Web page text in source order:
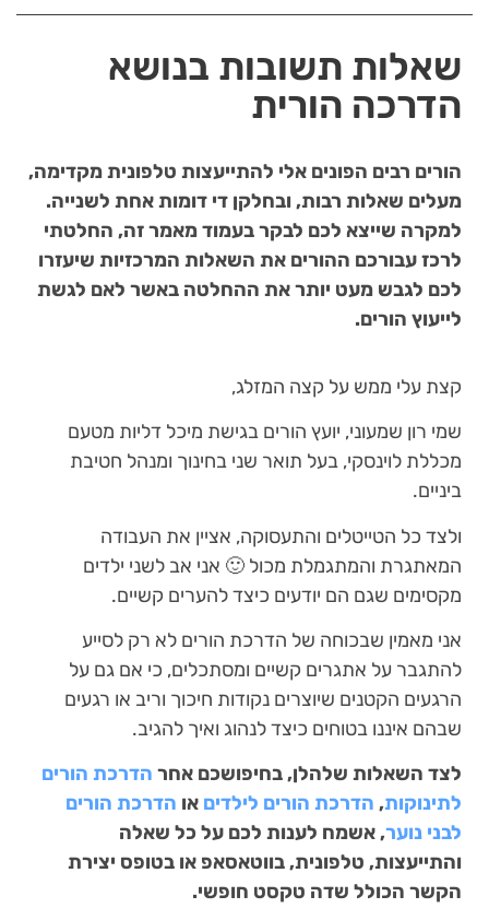
שאלות תשובות בנושא
הדרכה הורית
הורים רבים הפונים אלי להתייעצות טלפונית מקדימה,
מעלים שאלות רבות, ובחלקן די דומות אחת לשנייה.
למקרה שייצא לכם לבקר בעמוד מאמר זה, החלטתי
לרכז עבורכם ההורים את השאלות המרכזיות שיעזרו
לכם לגבש מעט יותר את ההחלטה באשר לאם לגשת
לייעוץ הורים.
קצת עלי ממש על קצה המזלג,
שמי רון שמעוני, יועץ הורים בגישת מיכל דליות מטעם
מכללת לוינסקי, בעל תואר שני בחינוך ומנהל חטיבת
ביניים.
ולצד כל הטייטלים והתעסוקה, אציין את העבודה
המאתגרת והמתגמלת מכול 🙂 אני אב לשני ילדים
מקסימים שגם הם יודעים כיצד להערים קשיים.
אני מאמין שבכוחה של הדרכת הורים לא רק לסייע
להתגבר על אתגרים קשיים ומסתכלים, כי אם גם על
הרגעים הקטנים שיוצרים נקודות חיכוך וריב או רגעים
שבהם איננו בטוחים כיצד לנהוג ואיך להגיב.
לצד השאלות שלהלן, בחיפושכם אחר הדרכת הורים
לתינוקות, הדרכת הורים לילדים או הדרכת הורים
לבני נוער, אשמח לענות לכם על כל שאלה
והתייעצות, טלפונית, בווטאסאפ או בטופס יצירת
הקשר הכולל שדה טקסט חופשי.